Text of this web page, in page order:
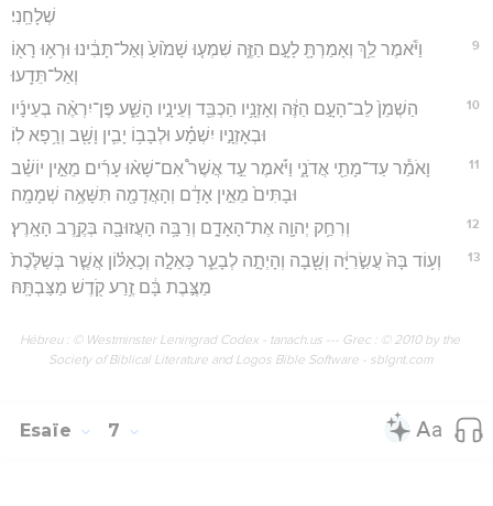
שְׁלָחֵֽנִי׃
9
וַיֹּ֕אמֶר לֵ֥ךְ וְאָמַרְתָּ֖ לָעָ֣ם הַזֶּ֑ה שִׁמְע֤וּ שָׁמ֙וֹעַ֙ וְאַל־תָּבִ֔ינוּ וּרְא֥וּ רָא֖וֹ
וְאַל־תֵּדָֽעוּ׃
10
הַשְׁמֵן֙ לֵב־הָעָ֣ם הַזֶּ֔ה וְאָזְנָ֥יו הַכְבֵּ֖ד וְעֵינָ֣יו הָשַׁ֑ע פֶּן־יִרְאֶ֨ה בְעֵינָ֜יו
וּבְאָזְנָ֣יו יִשְׁמָ֗ע וּלְבָב֥וֹ יָבִ֛ין וָשָׁ֖ב וְרָ֥פָא לֽוֹ׃
11
וָאֹמַ֕ר עַד־מָתַ֖י אֲדֹנָ֑י וַיֹּ֡אמֶר עַ֣ד אֲשֶׁר֩ אִם־שָׁא֨וּ עָרִ֜ים מֵאֵ֣ין יוֹשֵׁ֗ב
וּבָתִּים֙ מֵאֵ֣ין אָדָ֔ם וְהָאֲדָמָ֖ה תִּשָּׁאֶ֥ה שְׁמָמָֽה׃
12 וְרִחַ֥ק יְהוָ֖ה אֶת־הָאָדָ֑ם וְרַבָּ֥ה הָעֲזוּבָ֖ה בְּקֶ֥רֶב הָאָֽרֶץ׃
13
וְע֥וֹד בָּהּ֙ עֲשִׂ֣רִיָּ֔ה וְשָׁ֖בָה וְהָיְתָ֣ה לְבָעֵ֑ר כָּאֵלָ֣ה וְכָאַלּ֗וֹן אֲשֶׁ֤ר בְּשַׁלֶּ֙כֶת֙
מַצֶּ֣בֶת בָּ֔ם זֶ֥רַע קֹ֖דֶשׁ מַצַּבְתָּֽהּ׃
Hébreu : © Westminster Leningrad Codex - tanach.us --- Grec : © 2010 by the
Society of Biblical Literature and Logos Bible Software - sblgnt.com
Esaïe 7